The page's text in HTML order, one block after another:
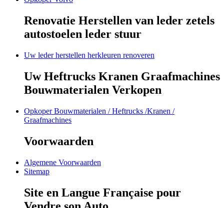
Renovatie Herstellen van leder zetels
autostoelen leder stuur
Uw leder herstellen herkleuren renoveren
Uw Heftrucks Kranen Graafmachines
Bouwmaterialen Verkopen
Opkoper Bouwmaterialen / Heftrucks /Kranen /
Graafmachines
Voorwaarden
Algemene Voorwaarden
Sitemap
Site en Langue Française pour